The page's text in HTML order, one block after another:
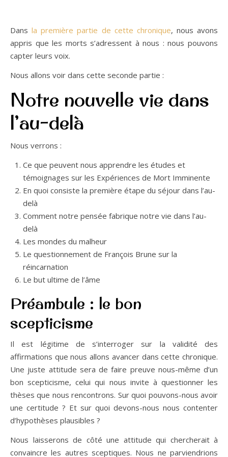
Dansla première partie de cette chronique, nous avons
appris que les morts s’adressent à nous : nous pouvons
capter leurs voix.
Nous allons voir dans cette seconde partie :
Notre nouvelle vie dans
l’au-delà
Nous verrons :
Ce que peuvent nous apprendre les études et
témoignages sur les Expériences de Mort Imminente
En quoi consiste la première étape du séjour dans l’au-
delà
Comment notre pensée fabrique notre vie dans l’au-
delà
Les mondes du malheur
Le questionnement de François Brune sur la
réincarnation
Le but ultime de l’âme
Préambule : le bon
scepticisme
Il est légitime de s’interroger sur la validité des
affirmations que nous allons avancer dans cette chronique.
Une juste attitude sera de faire preuve nous-même d’un
bon scepticisme, celui qui nous invite à questionner les
thèses que nous rencontrons. Sur quoi pouvons-nous avoir
une certitude ? Et sur quoi devons-nous nous contenter
d’hypothèses plausibles ?
Nous laisserons de côté une attitude qui chercherait à
convaincre les autres sceptiques. Nous ne parviendrions